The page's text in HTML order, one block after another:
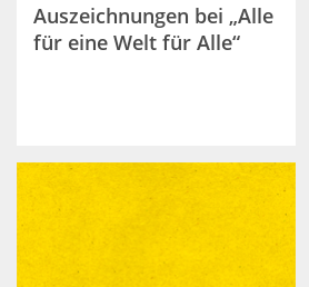
Auszeichnungen bei „Alle
für eine Welt für Alle“